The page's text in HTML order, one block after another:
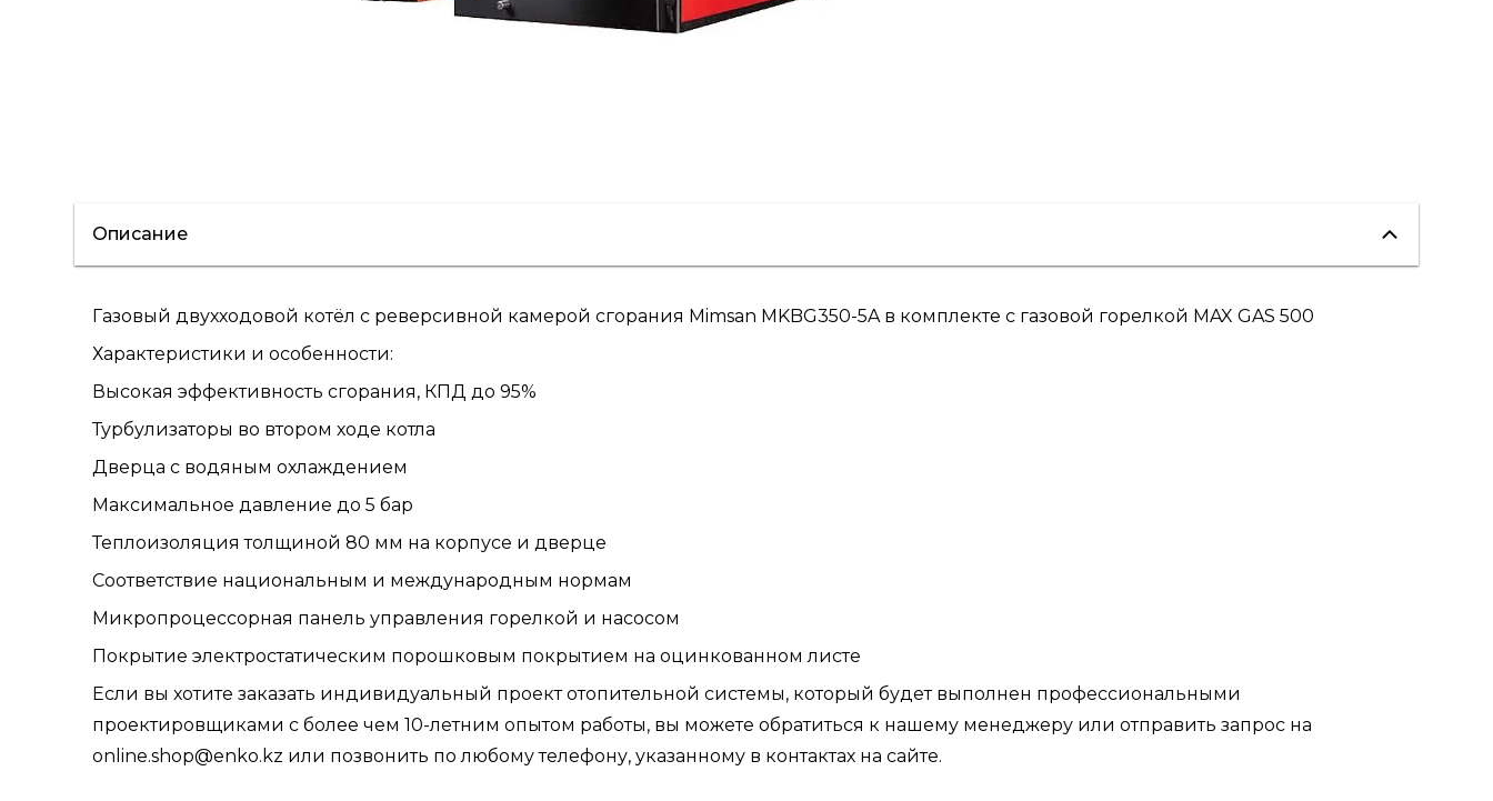
Описание
Газовый двухходовой котёл с реверсивной камерой сгорания Mimsan MKBG350-5A в комплекте с газовой горелкой MAX GAS 500
Характеристики и особенности:
Высокая эффективность сгорания, КПД до 95%
Турбулизаторы во втором ходе котла
Дверца с водяным охлаждением
Максимальное давление до 5 бар
Теплоизоляция толщиной 80 мм на корпусе и дверце
Соответствие национальным и международным нормам
Микропроцессорная панель управления горелкой и насосом
Покрытие электростатическим порошковым покрытием на оцинкованном листе
Если вы хотите заказать индивидуальный проект отопительной системы, который будет выполнен профессиональными
проектировщиками с более чем 10-летним опытом работы, вы можете обратиться к нашему менеджеру или отправить запрос на
online.shop@enko.kz или позвонить по любому телефону, указанному в контактах на сайте.